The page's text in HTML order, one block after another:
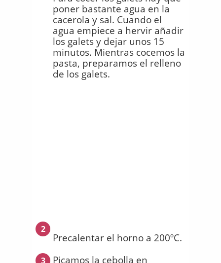
poner bastante agua en la
cacerola y sal. Cuando el
agua empiece a hervir añadir
los galets y dejar unos 15
minutos. Mientras cocemos la
pasta, preparamos el relleno
de los galets.
2
Precalentar el horno a 200ºC.
3
Picamos la cebolla en